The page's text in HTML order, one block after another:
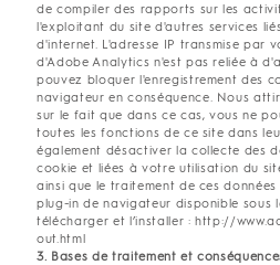
de compiler des rapports sur les
l'exploitant du site d'autres services
d'internet. L'adresse IP transmise par
d'Adobe Analytics n'est pas reliée à
pouvez bloquer l'enregistrement des
navigateur en conséquence. Nous
sur le fait que dans ce cas, vous ne
toutes les fonctions de ce site dans
également désactiver la collecte des
cookie et liées à votre utilisation du
ainsi que le traitement de ces
plug-in de navigateur disponible sous
télécharger et l’installer : http://
out.html
3. Bases de traitement et